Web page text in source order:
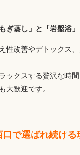
ぎ蒸し」と「岩盤浴」
性改善やデトックス
ックスする贅沢な時
大歓迎です。
で選ばれ続ける